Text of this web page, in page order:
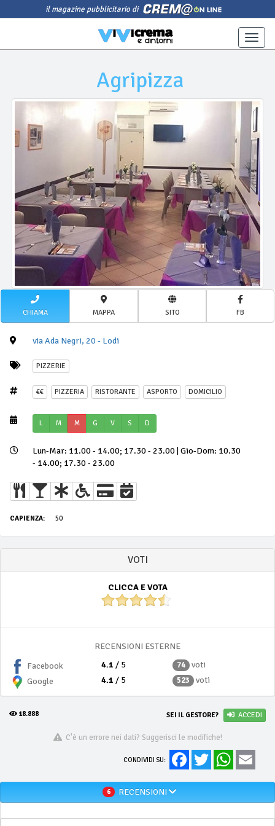
il magazine pubblicitario di
Toggle
Agripizza
CHIAMA MAPPA SITO FB
via Ada Negri, 20 - Lodi
PIZZERIE
€€ PIZZERIA RISTORANTE ASPORTO DOMICILIO
L M M G V S D
Lun-Mar: 11.00 - 14.00; 17.30 - 23.00 | Gio-Dom: 10.30
- 14.00; 17.30 - 23.00
CAPIENZA: 50
VOTI
CLICCA E VOTA
RECENSIONI ESTERNE
Facebook
4.1 / 5 74
voti
Google
4.1 / 5 523 voti
18.888 SEI IL GESTORE? ACCEDI
C'è un errore nei dati? Suggerisci le modifiche!
CONDIVIDI SU:
FacebookTwitter WhatsApp
6 RECENSIONI